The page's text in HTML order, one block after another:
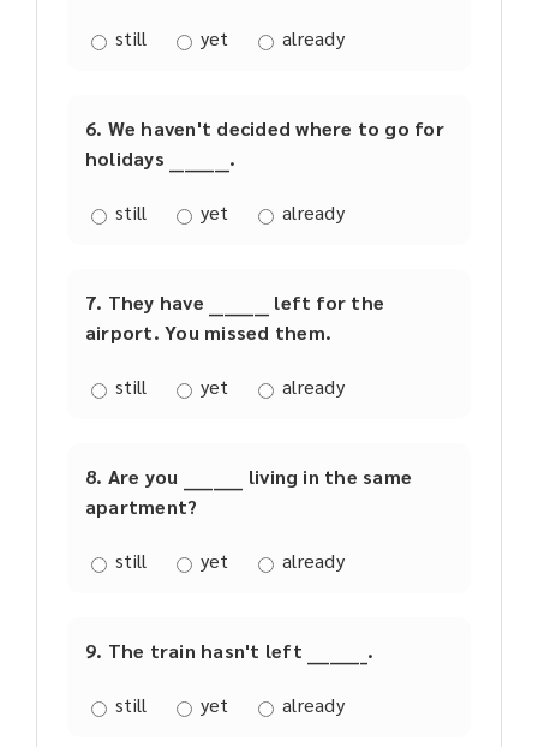
still yet already
6. We haven't decided where to go for
holidays ________.
still yet already
7. They have ________ left for the
airport. You missed them.
still yet already
8. Are you ________ living in the same
apartment?
still yet already
9. The train hasn't left ________.
still yet already